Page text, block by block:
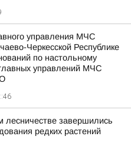
управления МЧС
Черкесской Республике
по настольному
управлений МЧС
лесничестве завершились
редких растений